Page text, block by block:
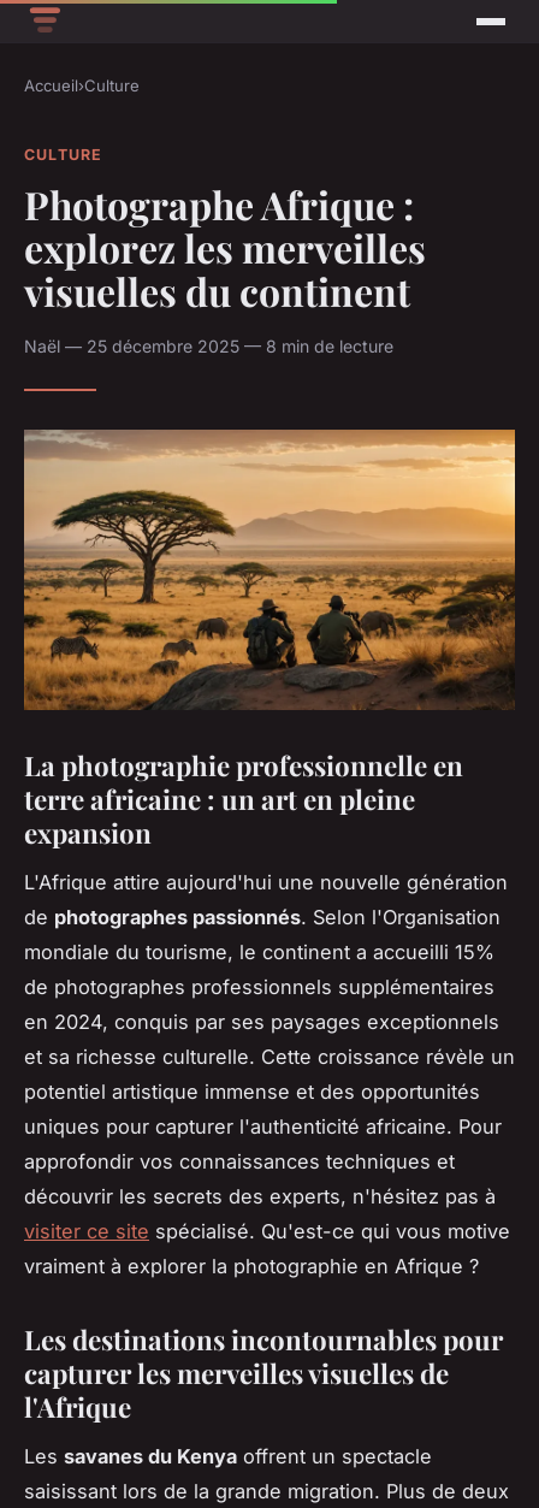
Accueil›Culture
CULTURE
Photographe Afrique :
explorez les merveilles
visuelles du continent
Naël — 25 décembre 2025 — 8 min de lecture
La photographie professionnelle en
terre africaine : un art en pleine
expansion
L'Afrique attire aujourd'hui une nouvelle génération
de photographes passionnés. Selon l'Organisation
mondiale du tourisme, le continent a accueilli 15%
de photographes professionnels supplémentaires
en 2024, conquis par ses paysages exceptionnels
et sa richesse culturelle. Cette croissance révèle un
potentiel artistique immense et des opportunités
uniques pour capturer l'authenticité africaine. Pour
approfondir vos connaissances techniques et
découvrir les secrets des experts, n'hésitez pas à
visiter ce site spécialisé. Qu'est-ce qui vous motive
vraiment à explorer la photographie en Afrique ?
Les destinations incontournables pour
capturer les merveilles visuelles de
l'Afrique
Les savanes du Kenya offrent un spectacle
saisissant lors de la grande migration. Plus de deux